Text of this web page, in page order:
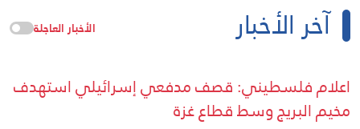
آخر الأخبار الأخبار العاجلة
اعلام فلسطيني: قصف مدفعي إسرائيلي استهدف
مخيم البريج وسط قطاع غزة